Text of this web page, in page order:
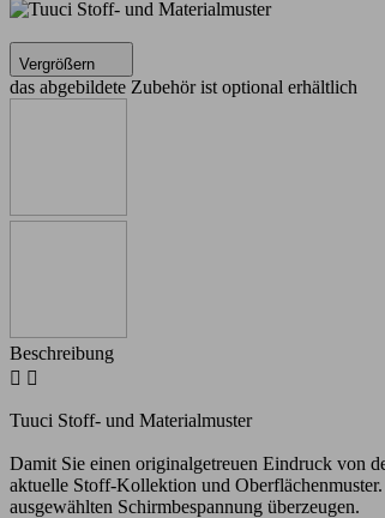
Vergrößern
das abgebildete Zubehör ist optional erhältlich
Beschreibung
 
Tuuci Stoff- und Materialmuster
Damit Sie einen originalgetreuen Eindruck von
aktuelle Stoff-Kollektion und
ausgewählten Schirmbespannung überzeugen.